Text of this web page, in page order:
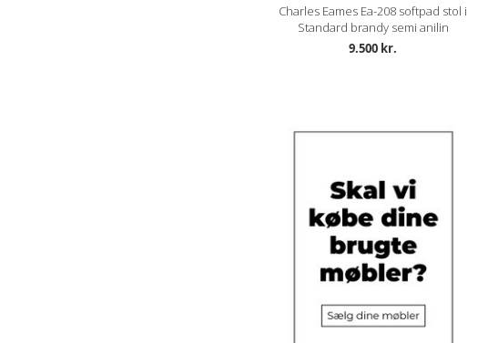
Charles Eames Ea-208 softpad stol i
Standard brandy semi anilin
9.500 kr.